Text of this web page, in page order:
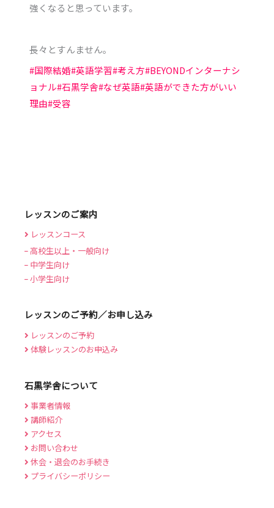
強くなると思っています。
長々とすんません。
#国際結婚#英語学習#考え方#BEYONDインターナシ
ョナル#石黒学舎#なぜ英語#英語ができた方がいい
理由#受容
レッスンのご案内
レッスンコース
高校生以上・一般向け
中学生向け
小学生向け
レッスンのご予約／お申し込み
レッスンのご予約
体験レッスンのお申込み
石黒学舎について
事業者情報
講師紹介
アクセス
お問い合わせ
休会・退会のお手続き
プライバシーポリシー